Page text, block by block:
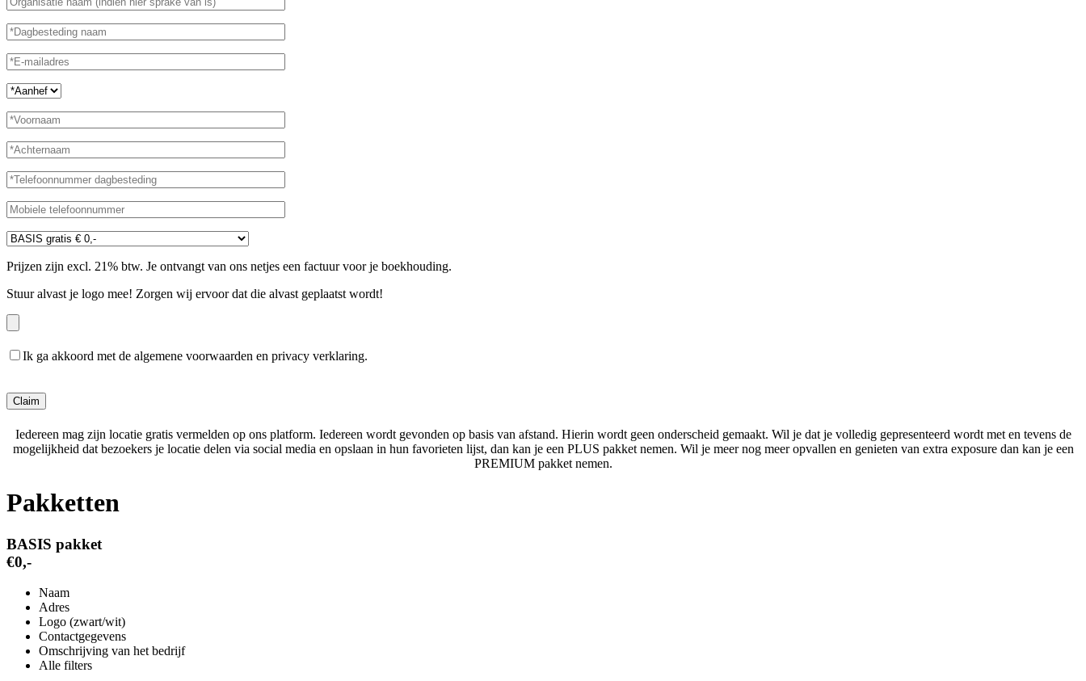
Prijzen zijn excl. 21% btw. Je ontvangt van ons netjes een factuur voor je boekhouding.
Stuur alvast je logo mee! Zorgen wij ervoor dat die alvast geplaatst wordt!
Ik ga akkoord met de algemene voorwaarden en privacy verklaring.
Iedereen mag zijn locatie gratis vermelden op ons platform. Iedereen wordt gevonden op basis van afstand. Hierin wordt geen onderscheid gemaakt. Wil je dat je volledig gepresenteerd wordt met en tevens de
mogelijkheid dat bezoekers je locatie delen via social media en opslaan in hun favorieten lijst, dan kan je een PLUS pakket nemen. Wil je meer nog meer opvallen en genieten van extra exposure dan kan je een
PREMIUM pakket nemen.
Pakketten
BASIS pakket
€0,-
Naam
Adres
Logo (zwart/wit)
Contactgegevens
Omschrijving van het bedrijf
Alle filters